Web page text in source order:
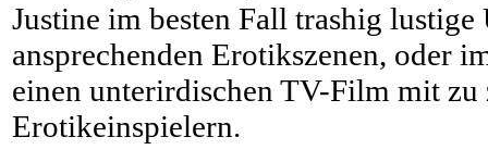
Justine im besten Fall trashig
ansprechenden Erotikszenen, oder
einen unterirdischen TV-Film mit zu
Erotikeinspielern.